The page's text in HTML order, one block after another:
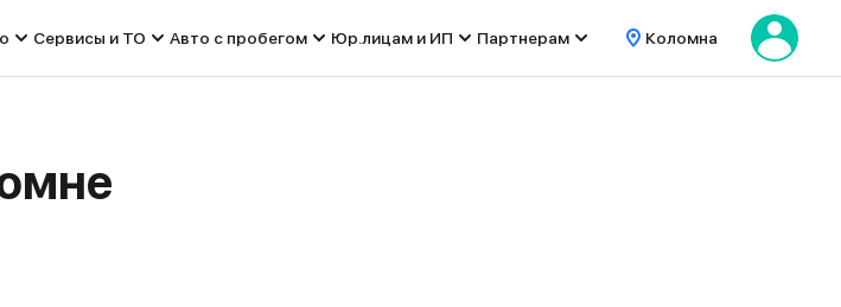
Сервисы и ТО Авто с пробегом Юр.лицам и ИП Партнерам Коломна